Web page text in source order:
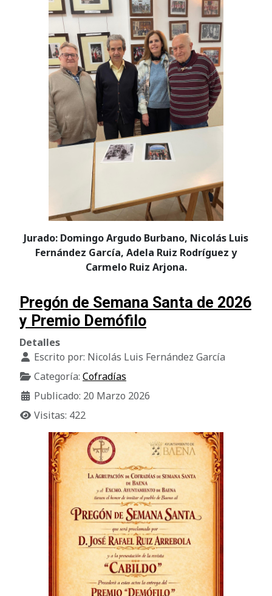
Jurado: Domingo Argudo Burbano, Nicolás Luis
Fernández García, Adela Ruiz Rodríguez y
Carmelo Ruiz Arjona.
Pregón de Semana Santa de 2026
y Premio Demófilo
Detalles
Escrito por: Nicolás Luis Fernández García
Categoría: Cofradías
Publicado: 20 Marzo 2026
Visitas: 422